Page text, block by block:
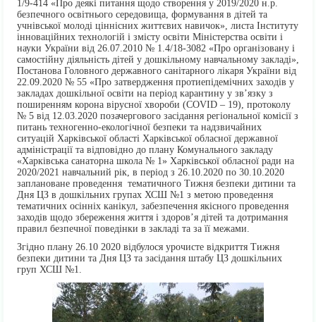
1/9-414 «Про деякі питання щодо створення у 2019/2020 н.р.
безпечного освітнього середовища, формування в дітей та
учнівської молоді ціннісних життєвих навичок», листа Інституту
інноваційних технологій і змісту освіти Міністерства освіти і
науки України від 26.07.2010 № 1.4/18-3082 «Про організовану і
самостійну діяльність дітей у дошкільному навчальному закладі»,
Постанова Головного державного санітарного лікаря України від
22.09.2020 № 55 «Про затвердження протиепідемічних заходів у
закладах дошкільної освіти на період карантину у зв’язку з
поширенням корона вірусної хвороби (COVID – 19), протоколу
№ 5 від 12.03.2020 позачергового засідання регіональної комісії з
питань техногенно-екологічної безпеки та надзвичайних
ситуацій Харківської області Харківської обласної державної
адміністрації та відповідно до плану Комунального закладу
«Харківська санаторна школа № 1» Харківської обласної ради на
2020/2021 навчальний рік, в період з 26.10.2020 по 30.10.2020
заплановане проведення тематичного Тижня безпеки дитини та
Дня ЦЗ в дошкільних групах ХСШ №1 з метою проведення
тематичних осінніх канікул, забезпечення якісного проведення
заходів щодо збереження життя і здоров’я дітей та дотримання
правил безпечної поведінки в закладі та за її межами.
Згідно плану 26.10 2020 відбулося урочисте відкриття Тижня
безпеки дитини та Дня ЦЗ та засідання штабу ЦЗ дошкільних
груп ХСШ №1.